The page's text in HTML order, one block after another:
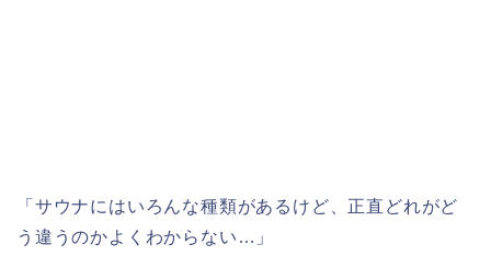
「サウナにはいろんな種類があるけど、正直どれがど
う違うのかよくわからない…」